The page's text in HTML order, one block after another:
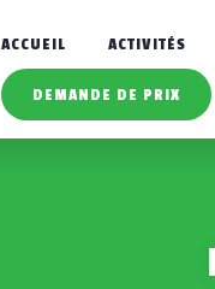
ACCUEIL ACTIVITÉS
DEMANDE DE PRIX